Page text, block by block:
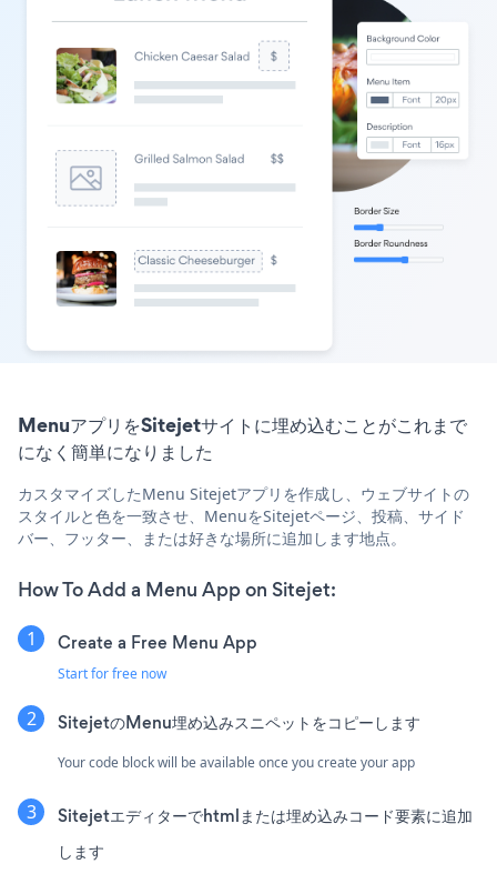
MenuアプリをSitejetサイトに埋め込むことがこれまで
になく簡単になりました
カスタマイズしたMenu Sitejetアプリを作成し、ウェブサイトの
スタイルと色を一致させ、MenuをSitejetページ、投稿、サイド
バー、フッター、または好きな場所に追加します地点。
How To Add a Menu App on Sitejet:
Create a Free Menu App
Start for free now
SitejetのMenu埋め込みスニペットをコピーします
Your code block will be available once you create your app
Sitejetエディターでhtmlまたは埋め込みコード要素に追加
します